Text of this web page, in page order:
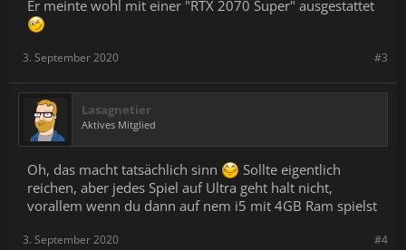
Er meinte wohl mit einer "RTX 2070 Super" ausgestattet
#3
3. September 2020
Lasagnetier
Aktives Mitglied
Oh, das macht tatsächlich sinn
Sollte eigentlich
reichen, aber jedes Spiel auf Ultra geht halt nicht,
vorallem wenn du dann auf nem i5 mit 4GB Ram spielst
#4
3. September 2020